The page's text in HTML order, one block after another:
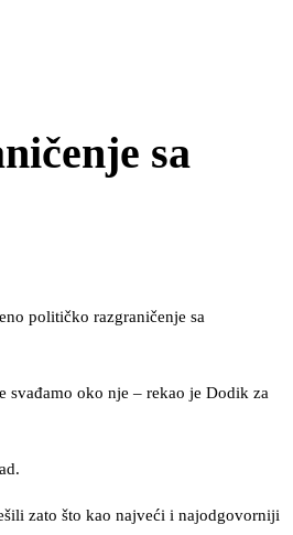
sa
političko razgraničenje sa
oko nje – rekao je Dodik za
zato što kao najveći i najodgovorniji